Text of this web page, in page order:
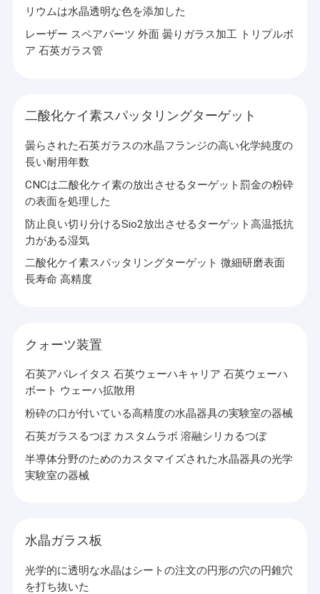
VRショー
わたしたち に つい て
品質管理
連絡 ください
ニュース
事件
引金 を 求め て ください
クォーツキャピラリーチューブ
ホウケイ酸ガラス管
クォーツガラス棒
クォーツ装置
水晶ガラス板
リウムは水晶透明な色を添加した
レーザー スペアパーツ 外面 曇りガラス加工 トリプルボ
ア 石英ガラス管
二酸化ケイ素スパッタリングターゲット
曇らされた石英ガラスの水晶フランジの高い化学純度の
長い耐用年数
CNCは二酸化ケイ素の放出させるターゲット罰金の粉砕
の表面を処理した
防止良い切り分けるSio2放出させるターゲット高温抵抗
力がある湿気
二酸化ケイ素スパッタリングターゲット 微細研磨表面
長寿命 高精度
クォーツ装置
石英アパレイタス 石英ウェーハキャリア 石英ウェーハ
ボート ウェーハ拡散用
粉砕の口が付いている高精度の水晶器具の実験室の器械
石英ガラスるつぼ カスタムラボ 溶融シリカるつぼ
半導体分野のためのカスタマイズされた水晶器具の光学
実験室の器械
水晶ガラス板
光学的に透明な水晶はシートの注文の円形の穴の円錐穴
を打ち抜いた
当社は、ガラス毛細管/ロッド、異形ガラス管/ロッド、レーザー
キャビティフィルター、光ファイバー石英エンドキャップ、石英
部品、石英プレート、石英機器など、さまざまな光学ガラスのカ
スタム加工を専門としています。
製品は、半導体、通信、太陽エネルギー、エレクトロニクス、光
トルの広大な生産拠点である煙台ZKオプティクス株式会社を擁し
ています。2020年には、生産規模を拡大するため、工場を8,000
当社は製品の品質を信条としています。各製品は、材料選択、加
工、検査、梱包、輸送からアフターサービスまで厳密に管理され
ています。技術革新を原動力とし、大規模で体系的な生産モデル
が形成されています。
品質第一、顧客志向のサービスコンセプトを遵守し、絶え間ない
努力と継続的な改善を通じて、ZKTDは顧客のために光学ガラス
の良い製造プラットフォームを創造しました。